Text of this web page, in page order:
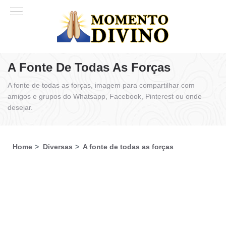
A Fonte De Todas As Forças
A fonte de todas as forças, imagem para compartilhar com
amigos e grupos do Whatsapp, Facebook, Pinterest ou onde
desejar.
Home Diversas A fonte de todas as forças